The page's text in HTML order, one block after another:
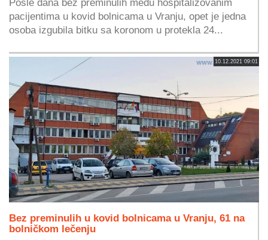
Posle dana bez preminulih među hospitalizovanim
pacijentima u kovid bolnicama u Vranju, opet je jedna
osoba izgubila bitku sa koronom u protekla 24...
10.12.2021 09:01
Bez preminulih u kovid bolnicama u Vranju, 61 na
bolničkom lečenju